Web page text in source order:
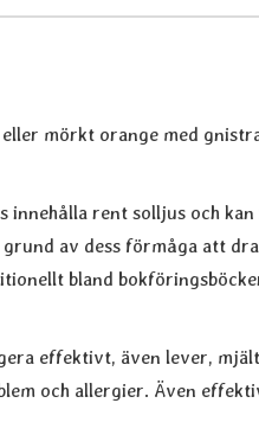
mörkt orange med
innehålla rent solljus och
av dess förmåga att
bland
effektivt, även lever,
och allergier. Även